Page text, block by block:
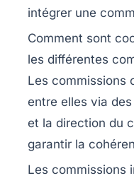
intégrer une
Comment sont
les différentes
Les commissions
entre elles via
et la direction du
garantir la
Les commissions